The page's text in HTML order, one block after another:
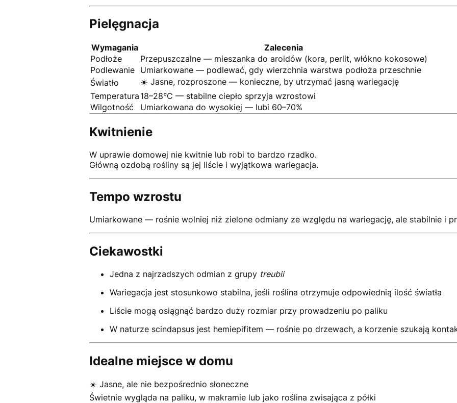
Pielęgnacja
Wymagania
Zalecenia
Podłoże
Przepuszczalne — mieszanka do aroidów (kora, perlit, włókno kokosowe)
Podlewanie
Umiarkowane — podlewać, gdy wierzchnia warstwa podłoża przeschnie
Światło
☀️ Jasne, rozproszone — konieczne, by utrzymać jasną wariegację
Temperatura 18–28°C — stabilne ciepło sprzyja wzrostowi
Wilgotność
Umiarkowana do wysokiej — lubi 60–70%
Kwitnienie
W uprawie domowej nie kwitnie lub robi to bardzo rzadko.
Główną ozdobą rośliny są jej liście i wyjątkowa wariegacja.
Tempo wzrostu
Umiarkowane — rośnie wolniej niż zielone odmiany ze względu na wariegację, ale stabilnie i
Ciekawostki
Jedna z najrzadszych odmian z grupy treubii
Wariegacja jest stosunkowo stabilna, jeśli roślina otrzymuje odpowiednią ilość światła
Liście mogą osiągnąć bardzo duży rozmiar przy prowadzeniu po paliku
W naturze scindapsus jest hemiepifitem — rośnie po drzewach, a korzenie szukają
Idealne miejsce w domu
☀️ Jasne, ale nie bezpośrednio słoneczne
Świetnie wygląda na paliku, w makramie lub jako roślina zwisająca z półki